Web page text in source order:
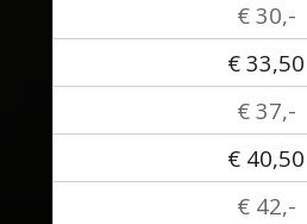
€ 30,-
€ 33,50
€ 37,-
€ 40,50
€ 42,-